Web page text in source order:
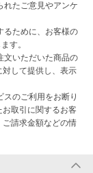
れたご意見やアンケ
るために、お客様の
す。
文いただいた商品の
して提供し、表示
のご利用をお断り
取引に関するお客
請求金額などの情